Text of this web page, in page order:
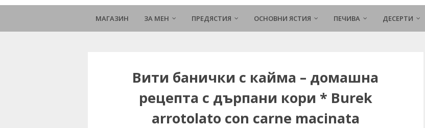
МАГАЗИН ЗА МЕН ПРЕДЯСТИЯ ОСНОВНИ ЯСТИЯ ПЕЧИВА ДЕСЕРТИ
Вити банички с кайма – домашна
рецепта с дърпани кори * Burek
arrotolato con carne macinata